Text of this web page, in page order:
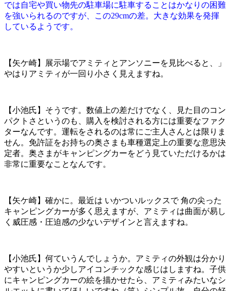
では自宅や買い物先の駐車場に駐車することはかなりの困難
を強いられるのですが、この29cmの差。大きな効果を発揮
しているようです。
【矢ケ崎】展示場でアミティとアンソニーを見比べると、」
やはりアミティが一回り小さく見えますね。
【小池氏】そうです。数値上の差だけでなく、見た目のコン
パクトさというのも、購入を検討される方には重要なファク
ターなんです。運転をされるのは常にご主人さんとは限りま
せん。免許証をお持ちの奥さまも車種選定上の重要な意思決
定者。奥さまがキャンピングカーをどう見ていただけるかは
非常に重要なことなんです。
【矢ケ崎】確かに。最近は いかついルックスで 角の尖った
キャンピングカーが多く思えますが、アミティは曲面が易し
く威圧感・圧迫感の少ないデザインと言えますね。
【小池氏】何ていうんでしょうか。アミティの外観は分かり
やすいというか少しアイコンチックな感じはしますね。子供
にキャンピングカーの絵を描かせたら、アミティみたいなシ